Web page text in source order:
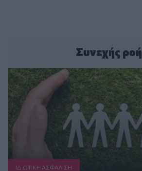
Συνεχής ροή
ΙΔΙΩΤΙΚΗ ΑΣΦAΛΙΣΗ